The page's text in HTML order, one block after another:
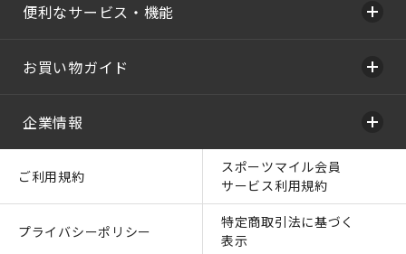
便利なサービス・機能
お買い物ガイド
企業情報
ご利用規約
スポーツマイル会員
サービス利用規約
プライバシーポリシー
特定商取引法に基づく
表示